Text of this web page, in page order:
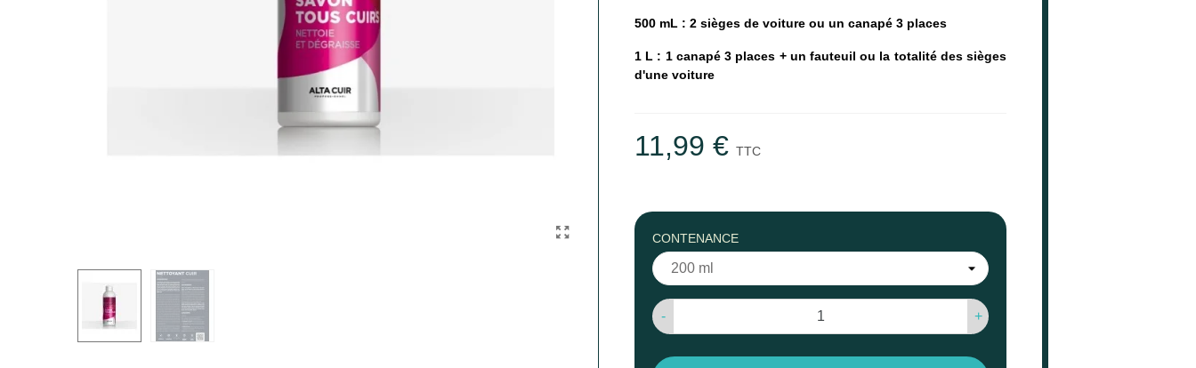
500 mL : 2 sièges de voiture ou un canapé 3 places
1 L : 1 canapé 3 places + un fauteuil ou la totalité des sièges
d'une voiture
11,99 € TTC
CONTENANCE
- +